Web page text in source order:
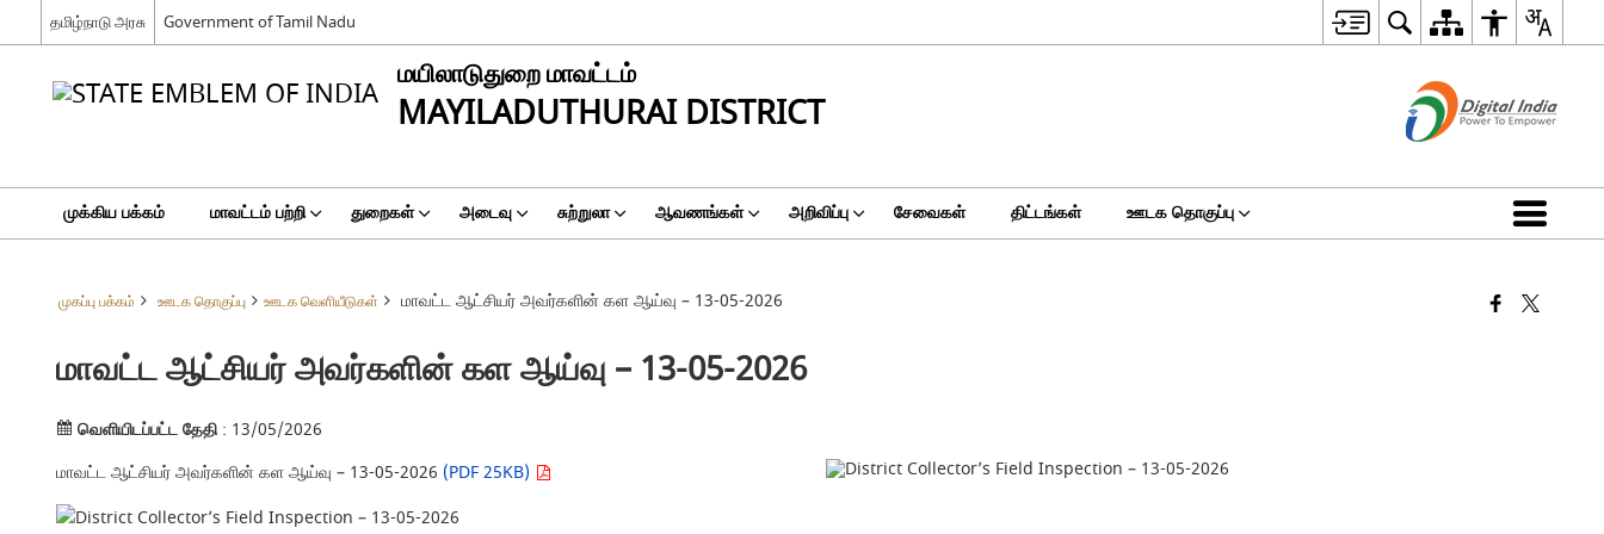
தமிழ்நாடு அரசு Government of Tamil Nadu
மயிலாடுதுறை மாவட்டம்
MAYILADUTHURAI DISTRICT
முக்கிய பக்கம் மாவட்டம் பற்றி துறைகள் அடைவு சுற்றுலா ஆவணங்கள் அறிவிப்பு சேவைகள் திட்டங்கள் ஊடக தொகுப்பு
முகப்பு பக்கம் ஊடக தொகுப்பு ஊடக வெளியீடுகள் மாவட்ட ஆட்சியர் அவர்களின் கள ஆய்வு – 13-05-2026
மாவட்ட ஆட்சியர் அவர்களின் கள ஆய்வு – 13-05-2026
வெளியிடப்பட்ட தேதி: 13/05/2026
மாவட்ட ஆட்சியர் அவர்களின் கள ஆய்வு – 13-05-2026 (PDF 25KB)